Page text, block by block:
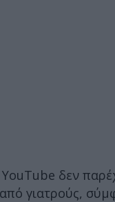
YouTube δεν
γιατρούς,